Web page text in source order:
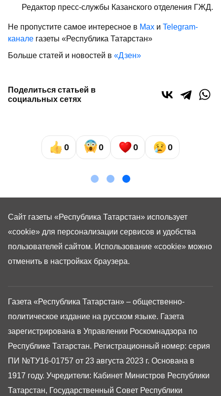
Редактор пресс-службы Казанского отделения ГЖД.
Не пропустите самое интересное в Max и Telegram-
канале газеты «Республика Татарстан»
Больше статей и новостей в «Дзен»
Поделиться статьей в
социальных сетях
0 0 0 0
Газета «Республика Татарстан» – общественно-
политическое издание на русском языке. Газета
зарегистрирована в Управлении Роскомнадзора по
Республике Татарстан. Регистрационный номер: серия
ПИ №ТУ16-01757 от 23 августа 2023 г. Основана в
1917 году. Учредители: Кабинет Министров Республики
Татарстан, Государственный Совет Республики
Сайт газеты «Республика Татарстан» использует
«cookie» для персонализации сервисов и удобства
пользователей сайтом. Использование «cookie» можно
отменить в настройках браузера.